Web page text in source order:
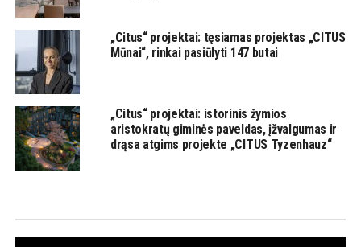
„Citus“ projektai: tęsiamas projektas „CITUS
Mūnai“, rinkai pasiūlyti 147 butai
„Citus“ projektai: istorinis žymios
aristokratų giminės paveldas, įžvalgumas ir
drąsa atgims projekte „CITUS Tyzenhauz“